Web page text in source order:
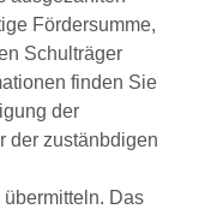
Fördersumme,
Schulträger
finden Sie
der
der zustänbdigen
Das